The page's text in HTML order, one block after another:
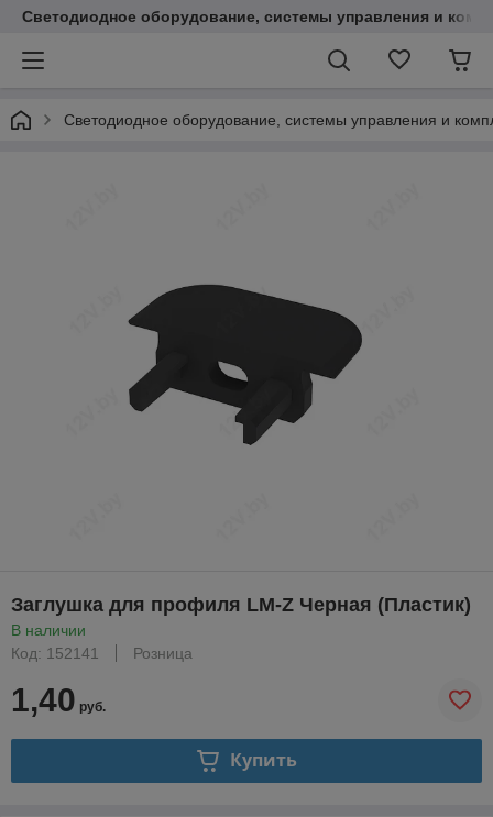
Светодиодное оборудование, системы управления и
Светодиодное оборудование, системы управления и
Заглушка для профиля LM-Z Черная (Пластик)
В наличии
Код: 152141
Розница
1,40 руб.
Купить